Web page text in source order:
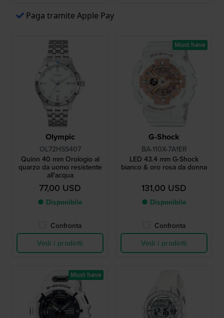
Paga tramite Apple Pay
Olympic
OL72HSS407
Quinn 40 mm Orologio al
quarzo da uomo resistente
all'acqua
77,00 USD
● Disponibile
Confronta
Vedi i prodotti
G-Shock
BA-110X-7A1ER
LED 43.4 mm G-Shock
bianco & oro rosa da donna
131,00 USD
● Disponibile
Confronta
Vedi i prodotti
Must have
Must have